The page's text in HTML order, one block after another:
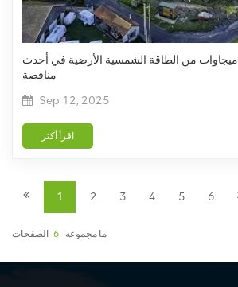
فرنسا تمنح 971 ميجاوات من الطاقة الشمسية الأرضية في أحدث
مناقصة
Sep 12, 2025
اقرأ أكثر
1 2 3 4 5 6
ما مجموعه 6 الصفحات